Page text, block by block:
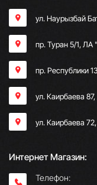
ул. Наурызбай
пр. Туран 5/1, ЛА
пр. Республики
ул. Каирбаева
ул. Каирбаева
Интернет Магазин:
Телефон: